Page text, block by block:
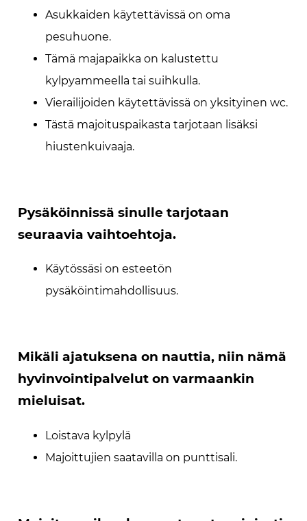
Asukkaiden käytettävissä on oma
pesuhuone.
Tämä majapaikka on kalustettu
kylpyammeella tai suihkulla.
Vierailijoiden käytettävissä on yksityinen wc.
Tästä majoituspaikasta tarjotaan lisäksi
hiustenkuivaaja.
Pysäköinnissä sinulle tarjotaan
seuraavia vaihtoehtoja.
Käytössäsi on esteetön
pysäköintimahdollisuus.
Mikäli ajatuksena on nauttia, niin nämä
hyvinvointipalvelut on varmaankin
mieluisat.
Loistava kylpylä
Majoittujien saatavilla on punttisali.